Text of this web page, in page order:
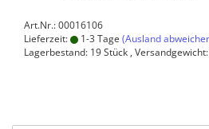
Art.Nr.: 00016106
Lieferzeit:
1-3 Tage (Ausland
Lagerbestand: 19 Stück , Versandgewicht: